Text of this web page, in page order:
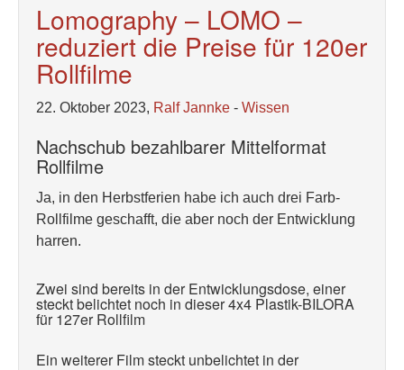
Lomography – LOMO –
reduziert die Preise für 120er
Rollfilme
22. Oktober 2023, Ralf Jannke - Wissen
Nachschub bezahlbarer Mittelformat
Rollfilme
Ja, in den Herbstferien habe ich auch drei Farb-
Rollfilme geschafft, die aber noch der Entwicklung
harren.
Zwei sind bereits in der Entwicklungsdose, einer
steckt belichtet noch in dieser 4x4 Plastik-BILORA
für 127er Rollfilm
Ein weiterer Film steckt unbelichtet in der